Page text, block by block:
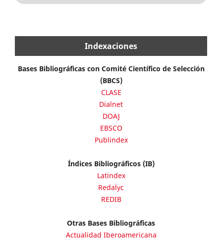
Indexaciones
Bases Bibliográficas con Comité Científico de Selección
(BBCS)
CLASE
Dialnet
DOAJ
EBSCO
Publindex
Índices Bibliográficos (IB)
Latindex
Redalyc
REDIB
Otras Bases Bibliográficas
Actualidad Iberoamericana